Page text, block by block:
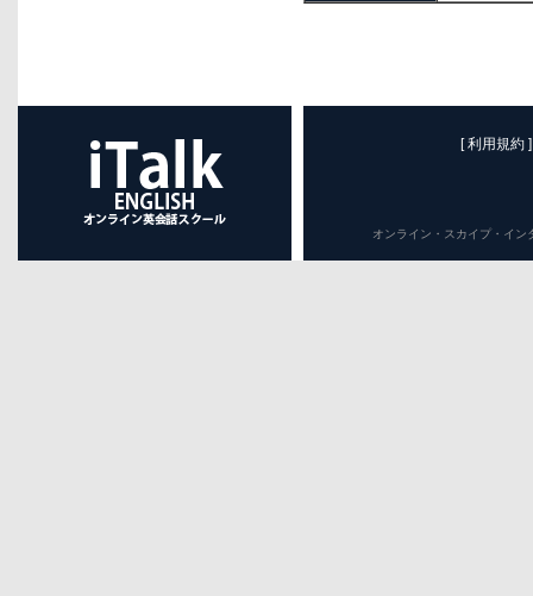
[ 利用規約 ]
オンライン・スカイプ・イ